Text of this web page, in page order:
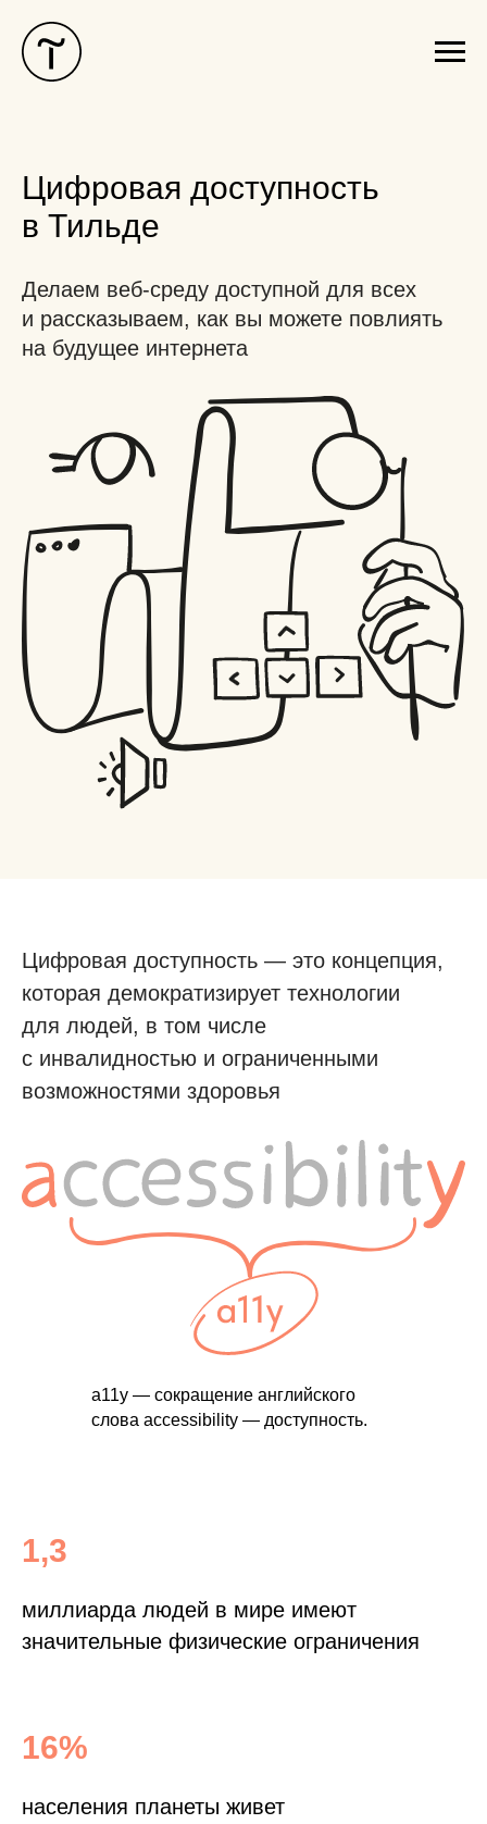
Цифровая доступность
в Тильде
Делаем веб-среду доступной для всех
и рассказываем, как вы можете повлиять
на будущее интернета
Цифровая доступность — это концепция,
которая демократизирует технологии
для людей, в том числе
с инвалидностью и ограниченными
возможностями здоровья
a11y — сокращение английского
слова accessibility — доступность.
1,3
миллиарда людей в мире имеют
значительные физические ограничения
16%
населения планеты живет